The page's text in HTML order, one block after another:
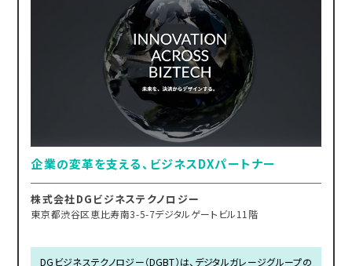
企業の変革を支える、ビジネスDXパートナー
株式会社DGビジネステクノロジー
東京都渋谷区恵比寿南3-5-7デジタルゲートビル11階
DGビジネステクノロジー（DGBT）は、デジタルガレージグループの